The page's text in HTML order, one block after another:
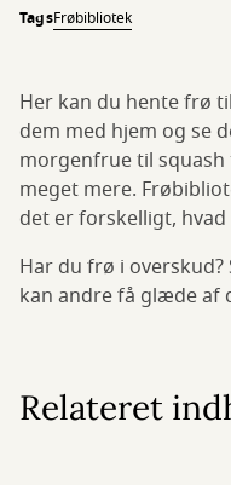
TagsFrøbibliotek
Her kan du hente frø
dem med hjem og se
morgenfrue til
meget mere.
det er forskelligt,
Har du frø i
kan andre få glæde af
Relateret